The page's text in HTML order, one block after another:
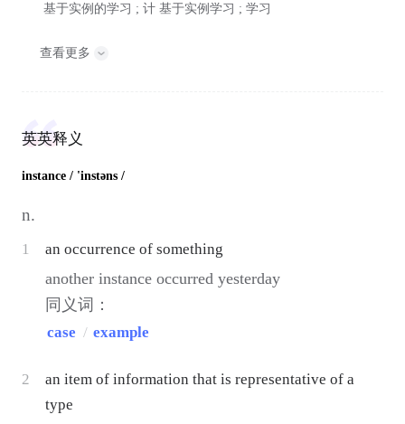
基于实例的学习 ; 计 基于实例学习 ; 学习
查看更多
英英释义
instance / 'instəns /
n.
1 an occurrence of something
another instance occurred yesterday
同义词：
case / example
2
an item of information that is representative of a
type